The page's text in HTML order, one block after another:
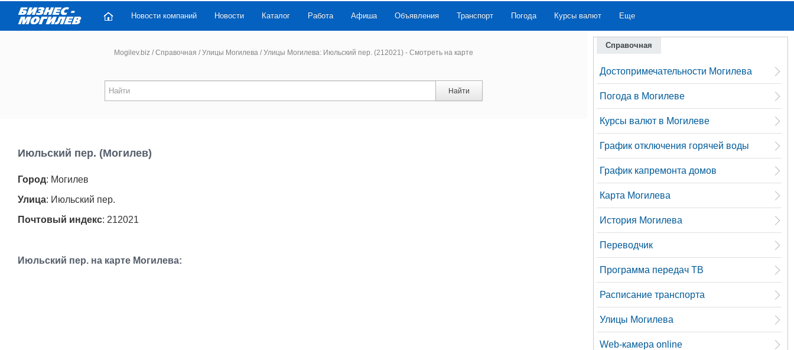
Новости компаний Новости Каталог Работа Афиша Объявления Транспорт Погода Курсы валют Еще
Mogilev.biz / Справочная / Улицы Могилева /Улицы Могилева: Июльский пер. (212021) - Смотреть на карте
Найти
Июльский пер. (Могилев)
Город: Могилев
Улица: Июльский пер.
Почтовый индекс: 212021
Июльский пер. на карте Могилева:
Справочная
Достопримечательности Могилева
Погода в Могилеве
Курсы валют в Могилеве
График отключения горячей воды
График капремонта домов
Карта Могилева
История Могилева
Переводчик
Программа передач ТВ
Расписание транспорта
Улицы Могилева
Web-камера online